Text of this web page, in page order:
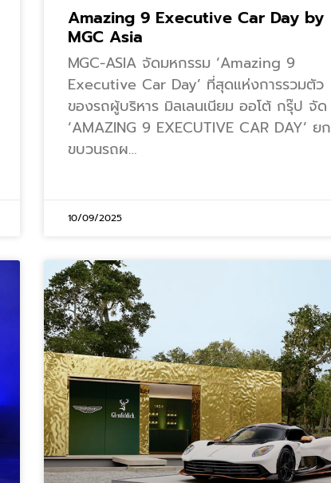
Amazing 9 Executive Car Day by
MGC Asia
MGC-ASIA จัดมหกรรม ‘Amazing 9
Executive Car Day’ ที่สุดแห่งการรวมตัว
ของรถผู้บริหาร มิลเลนเนียม ออโต้ กรุ๊ป จัด
‘AMAZING 9 EXECUTIVE CAR DAY’ ยก
ขบวนรถผ…
10/09/2025